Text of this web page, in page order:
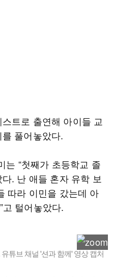
트로 출연해 아이들 교
풀어놓았다.
는 “첫째가 초등학교 졸
. 난 애들 혼자 유학 보
따라 이민을 갔는데 아
털어놓았다.
튜브 채널 '션과 함께' 영상 캡처